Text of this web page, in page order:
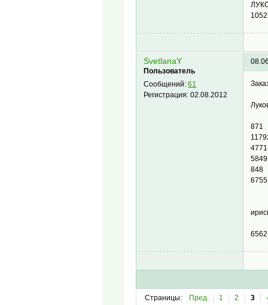
SvetlanaY
Пользователь
Сообщений:61
Регистрация:02.08.2012
848
Страницы: Пред. 1 2 3